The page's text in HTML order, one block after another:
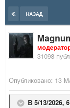
НАЗАД
31098
Опубликовано: 13
В 5/13/2026,